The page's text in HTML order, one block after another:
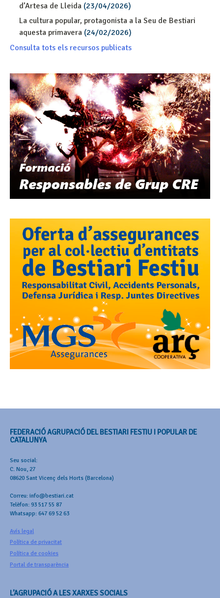
d’Artesa de Lleida (23/04/2026)
La cultura popular, protagonista a la Seu de Bestiari
aquesta primavera (24/02/2026)
Consulta tots els recursos publicats
FEDERACIÓ AGRUPACIÓ DEL BESTIARI FESTIU I POPULAR DE
CATALUNYA
Seu social:
C. Nou, 27
08620 Sant Vicenç dels Horts (Barcelona)
Correu: info@bestiari.cat
Telèfon: 93 517 55 87
Whatsapp: 647 69 52 63
Avís legal
Política de privacitat
Política de cookies
Portal de transparència
L’AGRUPACIÓ A LES XARXES SOCIALS